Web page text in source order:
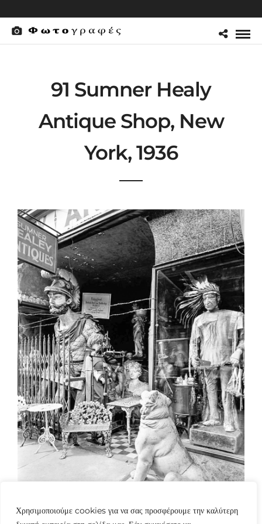
Χρησιμοποιούμε cookies για να σας προσφέρουμε την καλύτερη
91 Sumner Healy
Antique Shop, New
York, 1936